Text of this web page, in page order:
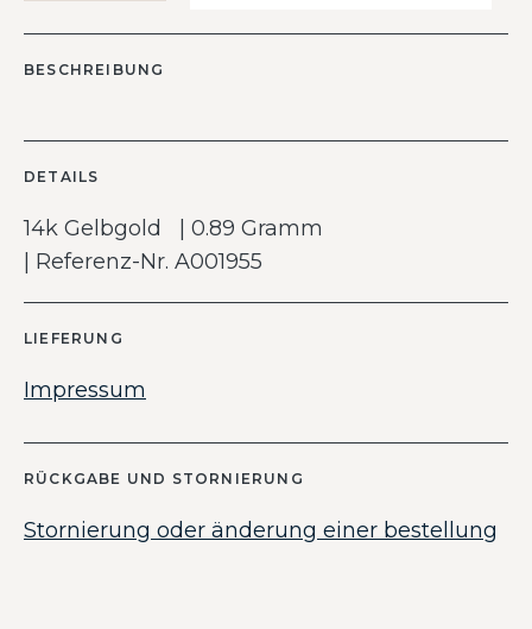
BESCHREIBUNG
DETAILS
14k Gelbgold | 0.89 Gramm
| Referenz-Nr. A001955
LIEFERUNG
Impressum
RÜCKGABE UND STORNIERUNG
Stornierung oder änderung einer bestellung